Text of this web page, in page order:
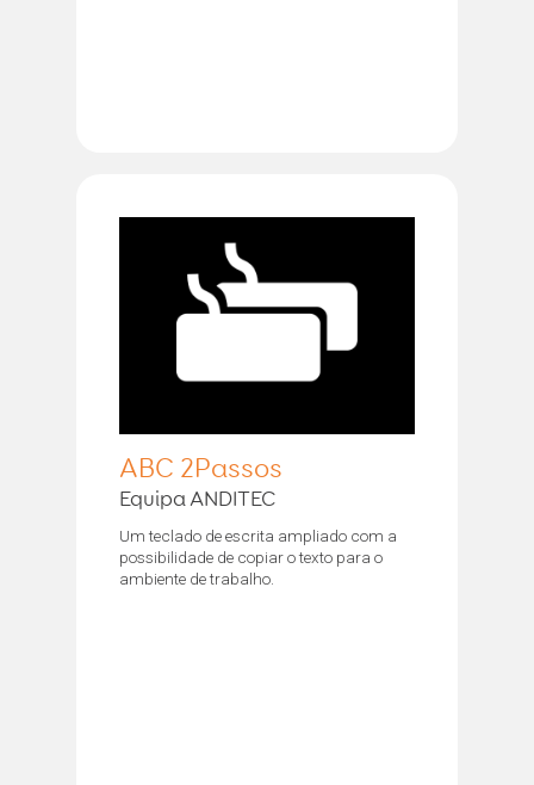
ABC 2Passos
Equipa ANDITEC
Um teclado de escrita ampliado com a
possibilidade de copiar o texto para o
ambiente de trabalho.